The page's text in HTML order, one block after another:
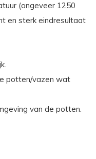
(ongeveer 1250
en sterk eindresultaat
potten/vazen wat
van de potten.